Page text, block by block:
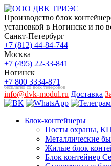
Производство блок
установкой в Ногинске и по
Санкт-Петербург
+7 (812) 44-84-744
Москва
+7 (495) 22-33-841
Ногинск
+7 800 3334-871
бесплатно со всех телефонов
info@dvk-modul.ru Доставка
Блок-контейнеры
Посты охраны,
Металлические
Жилые блок
Блок контейнер